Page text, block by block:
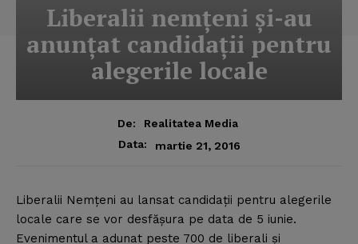
Liberalii nemţeni şi-au
anunţat candidaţii pentru
alegerile locale
De:
Realitatea Media
Data:
martie 21, 2016
Liberalii Nemţeni au lansat candidaţii pentru alegerile
locale care se vor desfăşura pe data de 5 iunie.
Evenimentul a adunat peste 700 de liberali şi